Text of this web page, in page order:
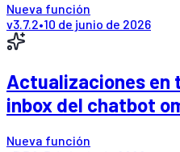
Nueva función
v3.7.2•10 de junio de 2026
Actualizaciones en
inbox del chatbot
Nueva función